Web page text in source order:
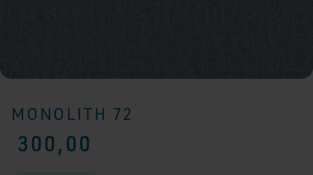
MONOLITH 72
300,00